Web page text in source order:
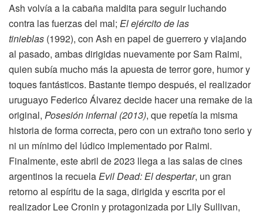
Ash volvía a la cabaña maldita para seguir luchando
contra las fuerzas del mal; El ejército de las
tinieblas (1992), con Ash en papel de guerrero y viajando
al pasado, ambas dirigidas nuevamente por Sam Raimi,
quien subía mucho más la apuesta de terror gore, humor y
toques fantásticos. Bastante tiempo después, el realizador
uruguayo Federico Álvarez decide hacer una remake de la
original, Posesión infernal (2013), que repetía la misma
historia de forma correcta, pero con un extraño tono serio y
ni un mínimo del lúdico implementado por Raimi.
Finalmente, este abril de 2023 llega a las salas de cines
argentinos la recuela Evil Dead: El despertar, un gran
retorno al espíritu de la saga, dirigida y escrita por el
realizador Lee Cronin y protagonizada por Lily Sullivan,